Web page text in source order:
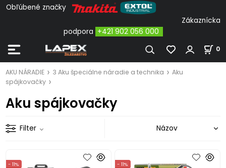
Obľúbené značky
Zákaznícka
podpora +421 902 056 000
0
AKU NÁRADIE 3 Aku špeciálne náradie a technika
Aku
spájkovačky
Aku spájkovačky
Filter
- 11%
- 11%